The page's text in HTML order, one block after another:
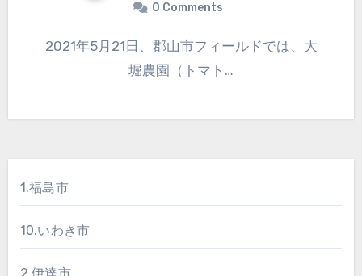
0 Comments
2021年5月21日、郡山市フィールドでは、大
堀農園（トマト…
1.福島市
10.いわき市